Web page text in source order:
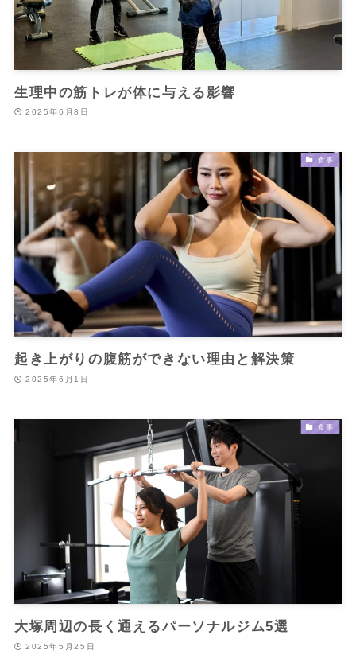
生理中の筋トレが体に与える影響
2025年6月8日
食事
起き上がりの腹筋ができない理由と解決策
2025年6月1日
食事
大塚周辺の長く通えるパーソナルジム5選
2025年5月25日